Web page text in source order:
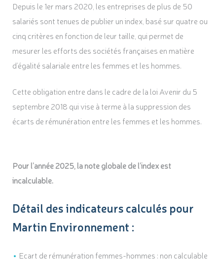
Depuis le 1er mars 2020, les entreprises de plus de 50
salariés sont tenues de publier un index, basé sur quatre ou
cinq critères en fonction de leur taille, qui permet de
mesurer les efforts des sociétés françaises en matière
d’égalité salariale entre les femmes et les hommes.
Cette obligation entre dans le cadre de la loi Avenir du 5
septembre 2018 qui vise à terme à la suppression des
écarts de rémunération entre les femmes et les hommes.
Pour l’année 2025, la note globale de l’index est
incalculable.
Détail des indicateurs calculés pour
Martin Environnement :
Ecart de rémunération femmes-hommes : non calculable